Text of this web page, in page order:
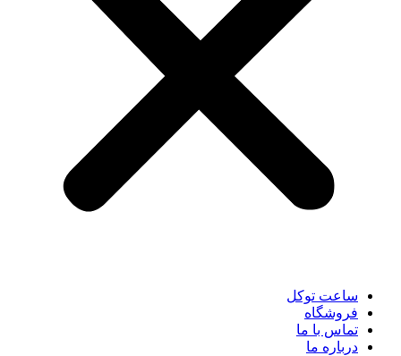
ساعت توکل
فروشگاه
تماس با ما
درباره ما